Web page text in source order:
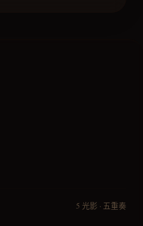
5 光影 · 五重奏